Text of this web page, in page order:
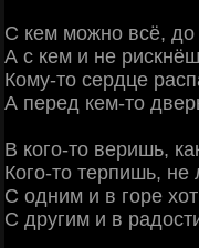
С кем можно всё, до
А с кем и не
Кому-то сердце
А перед кем-то
В кого-то веришь,
Кого-то терпишь, не
С одним и в горе
С другим и в